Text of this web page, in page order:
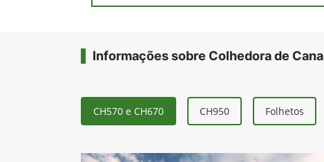
Informações sobre Colhedora de Cana
CH570 e CH670 CH950 Folhetos